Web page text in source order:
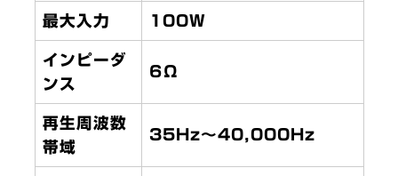
最大入力 100W
インピーダ
ンス
6Ω
再生周波数
帯域
35Hz～40,000Hz